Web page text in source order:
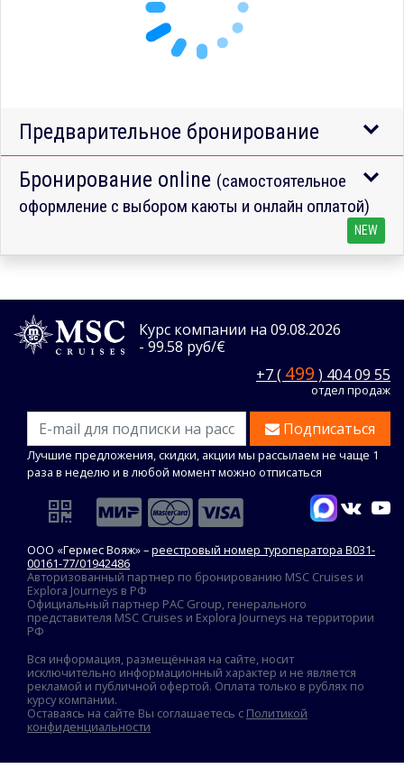
Предварительное бронирование
Бронирование online (самостоятельное
оформление с выбором каюты и онлайн оплатой)
NEW
Курс компании на 09.08.2026
- 99.58 руб/€
+7 ( 499 ) 404 09 55
отдел продаж
Подписаться
Лучшие предложения, скидки, акции мы рассылаем не чаще 1
раза в неделю и в любой момент можно отписаться
ООО «Гермес Вояж» –реестровый номер туроператора В031-
00161-77/01942486
Авторизованный партнер по бронированию MSC Cruises и
Explora Journeys в РФ
Официальный партнер PAC Group, генерального
представителя MSC Cruises и Explora Journeys на территории
РФ
Вся информация, размещённая на сайте, носит
исключительно информационный характер и не является
рекламой и публичной офертой. Оплата только в рублях по
курсу компании.
Оставаясь на сайте Вы соглашаетесь с Политикой
конфиденциальности